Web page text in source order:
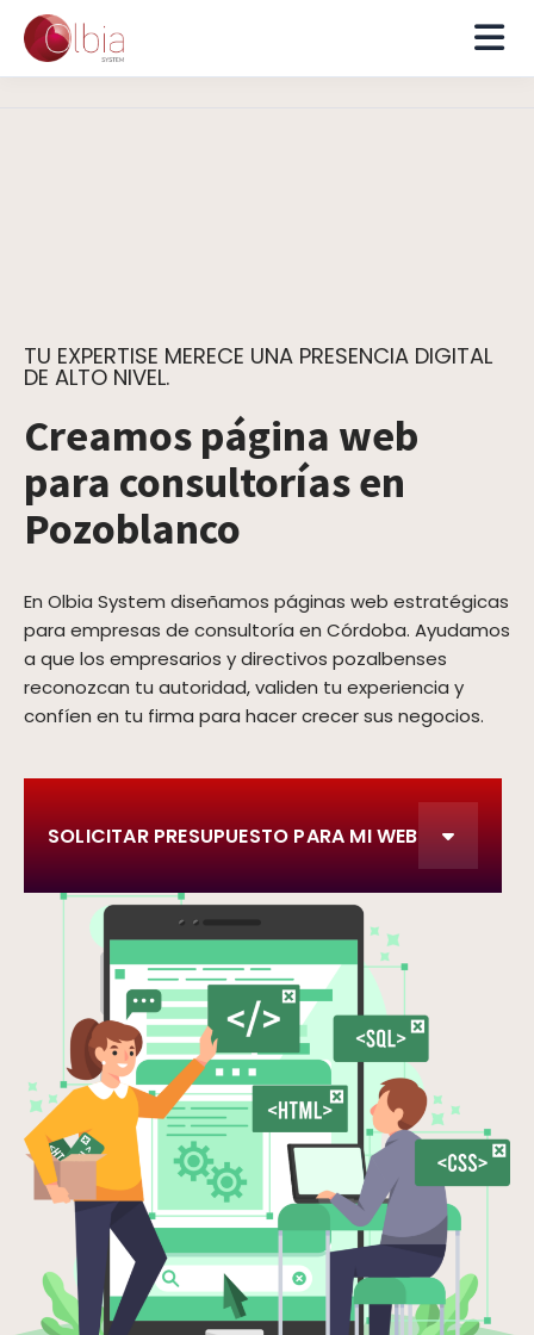
TU EXPERTISE MERECE UNA PRESENCIA DIGITAL
DE ALTO NIVEL.
Creamos página web
para consultorías en
Pozoblanco
En Olbia System diseñamos páginas web estratégicas
para empresas de consultoría en Córdoba. Ayudamos
a que los empresarios y directivos pozalbenses
reconozcan tu autoridad, validen tu experiencia y
confíen en tu firma para hacer crecer sus negocios.
SOLICITAR PRESUPUESTO PARA MI WEB